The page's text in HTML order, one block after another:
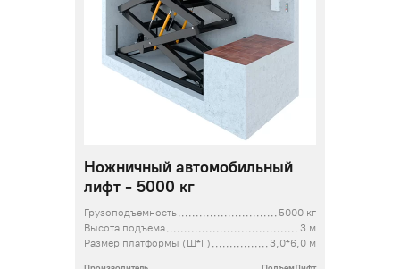
Ножничный автомобильный
лифт - 5000 кг
Грузоподъемность
5000 кг
Высота подъема
3 м
Размер платформы (Ш*Г)
3,0*6,0 м